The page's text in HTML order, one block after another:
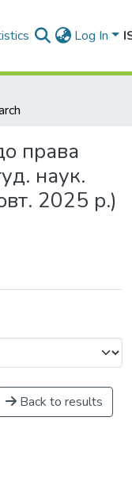
Log In
права
наук.
2025 р.)
Back to results